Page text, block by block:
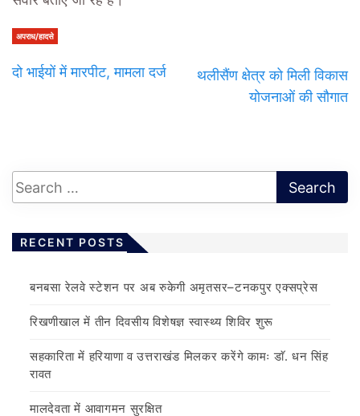
अपराध/हादसे
दो भाईयों में मारपीट, मामला दर्ज
थलीसैंण क्षेत्र को मिली विकास
योजनाओं की सौगात
RECENT POSTS
बनबसा रेलवे स्टेशन पर अब रुकेगी अमृतसर–टनकपुर एक्सप्रेस
रिखणीखाल में तीन दिवसीय विशेषज्ञ स्वास्थ्य शिविर शुरू
सहकारिता में हरियाणा व उत्तराखंड मिलकर करेंगे कामः डाॅ. धन सिंह
रावत
मालदेवता में आवागमन सुरक्षित